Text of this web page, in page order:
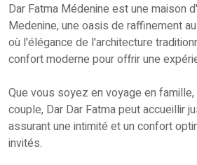
Dar Fatma Médenine est une maison
Medenine, une oasis de raffinement
où l'élégance de l'architecture
confort moderne pour offrir une
Que vous soyez en voyage en
couple, Dar Dar Fatma peut accueillir
assurant une intimité et un confort
invités.